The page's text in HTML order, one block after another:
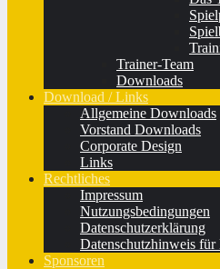
Trainer-Team
Downloads
Download / Links
Allgemeine Downloads
Vorstand Downloads
Corporate Design
Links
Rechtliches
Impressum
Nutzungsbedingungen
Datenschutzerklärung
Datenschutzhinweis
Sponsoren